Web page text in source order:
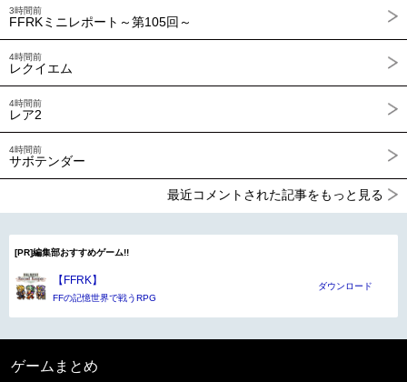
3時間前
FFRKミニレポート～第105回～
4時間前
レクイエム
4時間前
レア2
4時間前
サボテンダー
最近コメントされた記事をもっと見る
[PR]編集部おすすめゲーム!!
【FFRK】
FFの記憶世界で戦うRPG
ダウンロード
ゲームまとめ